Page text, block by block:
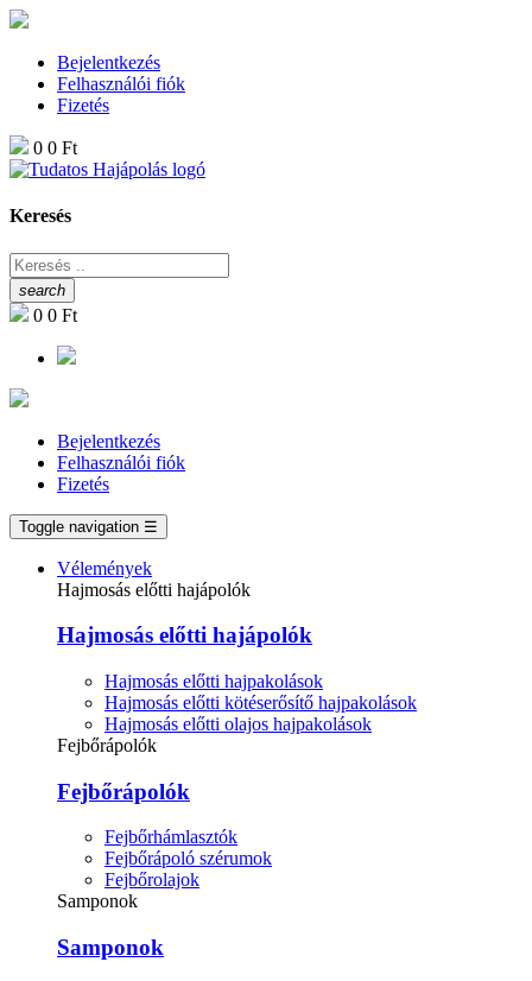
Bejelentkezés
Felhasználói fiók
Fizetés
0 0 Ft
Keresés
search
0 0 Ft
Bejelentkezés
Felhasználói fiók
Fizetés
Toggle navigation ☰
Vélemények
Hajmosás előtti hajápolók
Hajmosás előtti hajápolók
Hajmosás előtti hajpakolások
Hajmosás előtti kötéserősítő hajpakolások
Hajmosás előtti olajos hajpakolások
Fejbőrápolók
Fejbőrápolók
Fejbőrhámlasztók
Fejbőrápoló szérumok
Fejbőrolajok
Samponok
Samponok